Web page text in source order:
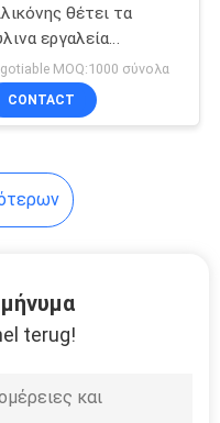
θέτει τα
εργαλεία
κουζινών
καθορισμένα
MOQ:1000 σύνολα
CONTACT
terug!